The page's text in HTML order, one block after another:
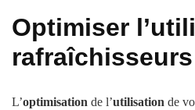
Optimiser
rafraîchisseurs
L’optimisation de l’utilisation de